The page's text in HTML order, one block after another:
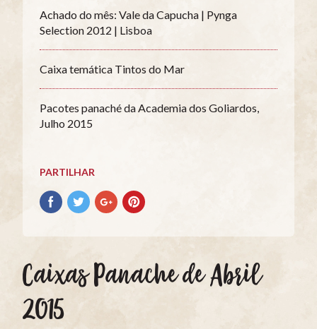
Achado do mês: Vale da Capucha | Pynga
Selection 2012 | Lisboa
Caixa temática Tintos do Mar
Pacotes panaché da Academia dos Goliardos,
Julho 2015
PARTILHAR
Partilhar
no
Partilhar
no
Partilhar
no
Partilhar
no
Caixas Panache de Abril
2015